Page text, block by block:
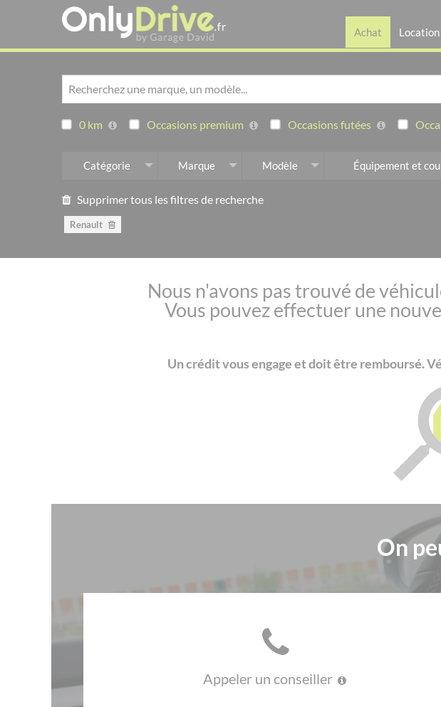
Achat Location
0 km Occasions premium Occasions futées
Catégorie Marque Modèle Équipement et
Supprimer tous les filtres de recherche
Renault
Nous n'avons pas trouvé de
Vous pouvez effectuer une
Un crédit vous engage et doit être remboursé.
On
Appeler un conseiller